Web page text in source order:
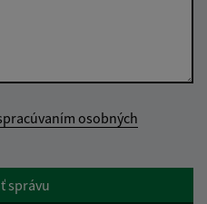
osobných
správu